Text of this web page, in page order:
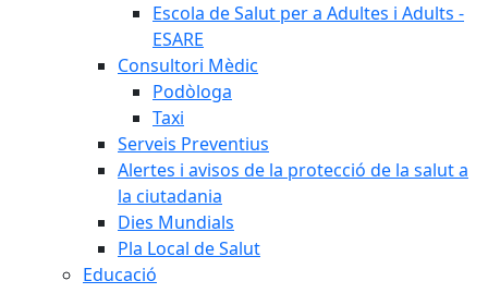
Escola de Salut per a Adultes i Adults -
ESARE
Consultori Mèdic
Podòloga
Taxi
Serveis Preventius
Alertes i avisos de la protecció de la salut a
la ciutadania
Dies Mundials
Pla Local de Salut
Educació